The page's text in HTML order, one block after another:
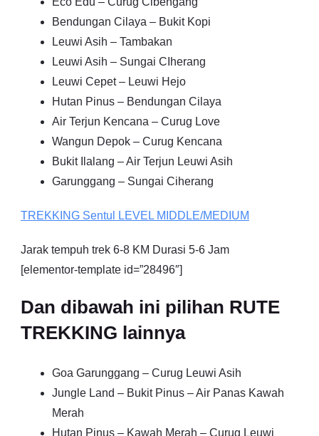
Bendungan Cilaya – Bukit Kopi
Leuwi Asih – Tambakan
Leuwi Asih – Sungai CIherang
Leuwi Cepet – Leuwi Hejo
Hutan Pinus – Bendungan Cilaya
Air Terjun Kencana – Curug Love
Wangun Depok – Curug Kencana
Bukit Ilalang – Air Terjun Leuwi Asih
Garunggang – Sungai Ciherang
TREKKING Sentul LEVEL MIDDLE/MEDIUM
Jarak tempuh trek 6-8 KM Durasi 5-6 Jam
[elementor-template id=”28496″]
Dan dibawah ini pilihan RUTE
TREKKING lainnya
Goa Garunggang – Curug Leuwi Asih
Jungle Land – Bukit Pinus – Air Panas Kawah
Merah
Hutan Pinus – Kawah Merah – Curug Leuwi